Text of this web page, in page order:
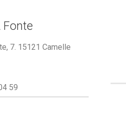
Fonte
7. 15121 Camelle
59